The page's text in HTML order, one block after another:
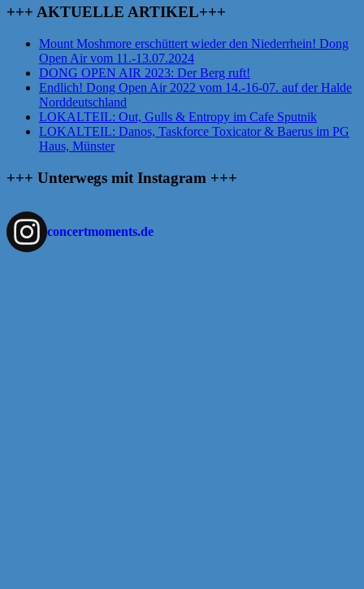
+++ AKTUELLE ARTIKEL+++
Mount Moshmore erschüttert wieder den Niederrhein! Dong
Open Air vom 11.-13.07.2024
DONG OPEN AIR 2023: Der Berg ruft!
Endlich! Dong Open Air 2022 vom 14.-16-07. auf der Halde
Norddeutschland
LOKALTEIL: Out, Gulls & Entropy im Cafe Sputnik
LOKALTEIL: Danos, Taskforce Toxicator & Baerus im PG
Haus, Münster
+++ Unterwegs mit Instagram +++
concertmoments.de